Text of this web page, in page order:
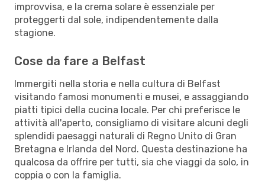
improvvisa, e la crema solare è essenziale per
proteggerti dal sole, indipendentemente dalla
stagione.
Cose da fare a Belfast
Immergiti nella storia e nella cultura di Belfast
visitando famosi monumenti e musei, e assaggiando
piatti tipici della cucina locale. Per chi preferisce le
attività all'aperto, consigliamo di visitare alcuni degli
splendidi paesaggi naturali di Regno Unito di Gran
Bretagna e Irlanda del Nord. Questa destinazione ha
qualcosa da offrire per tutti, sia che viaggi da solo, in
coppia o con la famiglia.